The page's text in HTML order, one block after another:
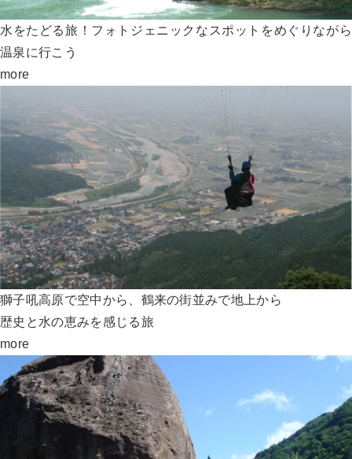
水をたどる旅！フォトジェニックなスポットをめぐりながら
温泉に行こう
more
獅子吼高原で空中から、鶴来の街並みで地上から
歴史と水の恵みを感じる旅
more